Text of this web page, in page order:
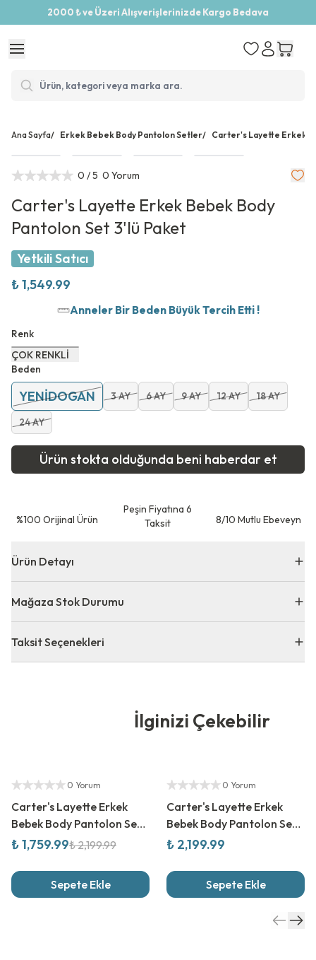
2000 ₺ ve Üzeri Alışverişlerinizde Kargo Bedava
Ana Sayfa/ Erkek Bebek Body Pantolon Setler/ Carter's Layette Erkek
0 / 5 0 Yorum
Carter's Layette Erkek Bebek Body
Pantolon Set 3'lü Paket
Yetkili Satıcı
₺ 1,549.99
Anneler Bir Beden Büyük Tercih Etti !
Renk
ÇOK RENKLİ
Beden
YENİDOGAN 3 AY 6 AY 9 AY 12 AY 18 AY
24 AY
Ürün stokta olduğunda beni haberdar et
⁠%100 Orijinal Ürün
Peşin Fiyatına 6
Taksit
8/10 Mutlu Ebeveyn
Ürün Detayı
Mağaza Stok Durumu
Taksit Seçenekleri
İlginizi Çekebilir
Yetkili Satıcı
0 Yorum
Carter's Layette Erkek
Bebek Body Pantolon Set
3Lü Paket
₺ 1,759.99₺ 2,199.99
Sepete Ekle
0 Yorum
Carter's Layette Erkek
Bebek Body Pantolon Set
3Lü Paket
₺ 2,199.99
Sepete Ekle